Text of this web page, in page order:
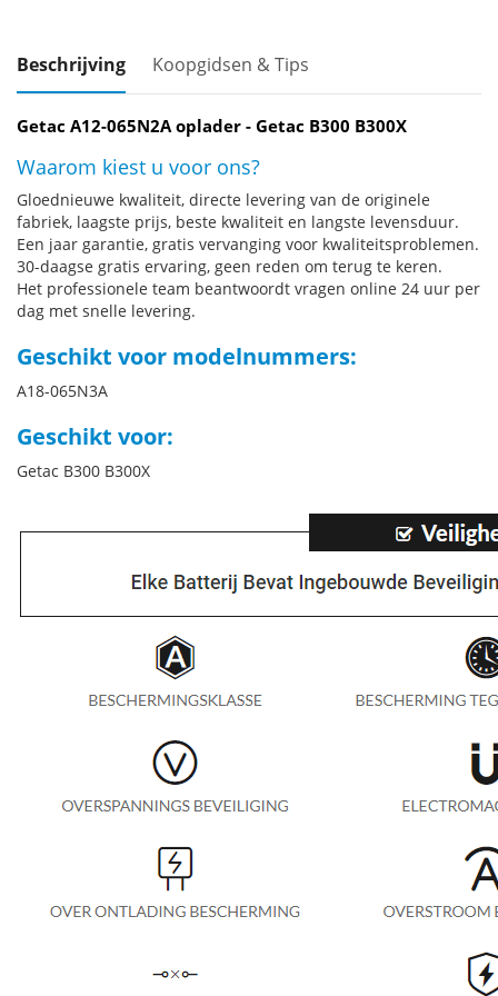
Beschrijving Koopgidsen & Tips
Getac A12-065N2A oplader - Getac B300 B300X
Waarom kiest u voor ons?
Gloednieuwe kwaliteit, directe levering van de originele
fabriek, laagste prijs, beste kwaliteit en langste levensduur.
Een jaar garantie, gratis vervanging voor kwaliteitsproblemen.
30-daagse gratis ervaring, geen reden om terug te keren.
Het professionele team beantwoordt vragen online 24 uur per
dag met snelle levering.
Geschikt voor modelnummers:
A18-065N3A
Geschikt voor:
Getac B300 B300X